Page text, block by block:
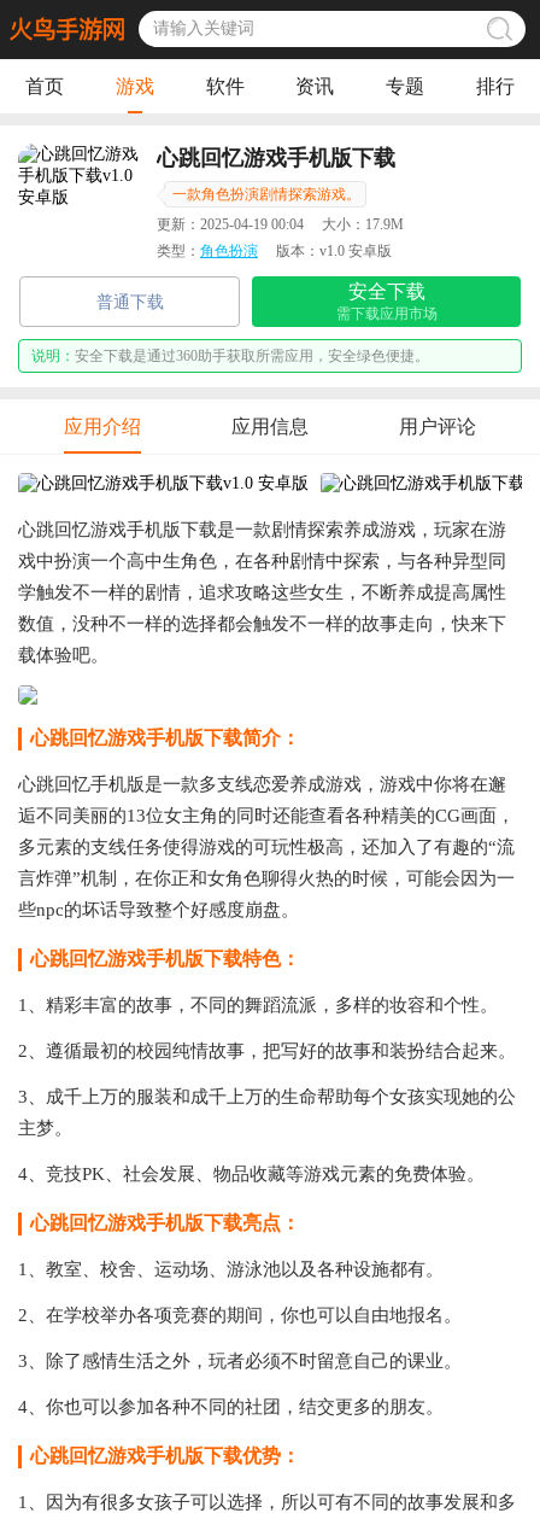
首页 游戏 软件 资讯 专题 排行
心跳回忆游戏手机版下载
一款角色扮演剧情探索游戏。
更新： 2025-04-19 00:04 大小： 17.9M
类型： 角色扮演 版本： v1.0 安卓版
普通下载
安全下载
需下载应用市场
说明： 安全下载是通过360助手获取所需应用，安全绿色便捷。
应用介绍 应用信息 用户评论
心跳回忆游戏手机版下载是一款剧情探索养成游戏，玩家在游
戏中扮演一个高中生角色，在各种剧情中探索，与各种异型同
学触发不一样的剧情，追求攻略这些女生，不断养成提高属性
数值，没种不一样的选择都会触发不一样的故事走向，快来下
载体验吧。
心跳回忆游戏手机版下载简介：
心跳回忆手机版是一款多支线恋爱养成游戏，游戏中你将在邂
逅不同美丽的13位女主角的同时还能查看各种精美的CG画面，
多元素的支线任务使得游戏的可玩性极高，还加入了有趣的“流
言炸弹”机制，在你正和女角色聊得火热的时候，可能会因为一
些npc的坏话导致整个好感度崩盘。
心跳回忆游戏手机版下载特色：
1、精彩丰富的故事，不同的舞蹈流派，多样的妆容和个性。
2、遵循最初的校园纯情故事，把写好的故事和装扮结合起来。
3、成千上万的服装和成千上万的生命帮助每个女孩实现她的公
主梦。
4、竞技PK、社会发展、物品收藏等游戏元素的免费体验。
心跳回忆游戏手机版下载亮点：
1、教室、校舍、运动场、游泳池以及各种设施都有。
2、在学校举办各项竞赛的期间，你也可以自由地报名。
3、除了感情生活之外，玩者必须不时留意自己的课业。
4、你也可以参加各种不同的社团，结交更多的朋友。
心跳回忆游戏手机版下载优势：
1、因为有很多女孩子可以选择，所以可有不同的故事发展和多